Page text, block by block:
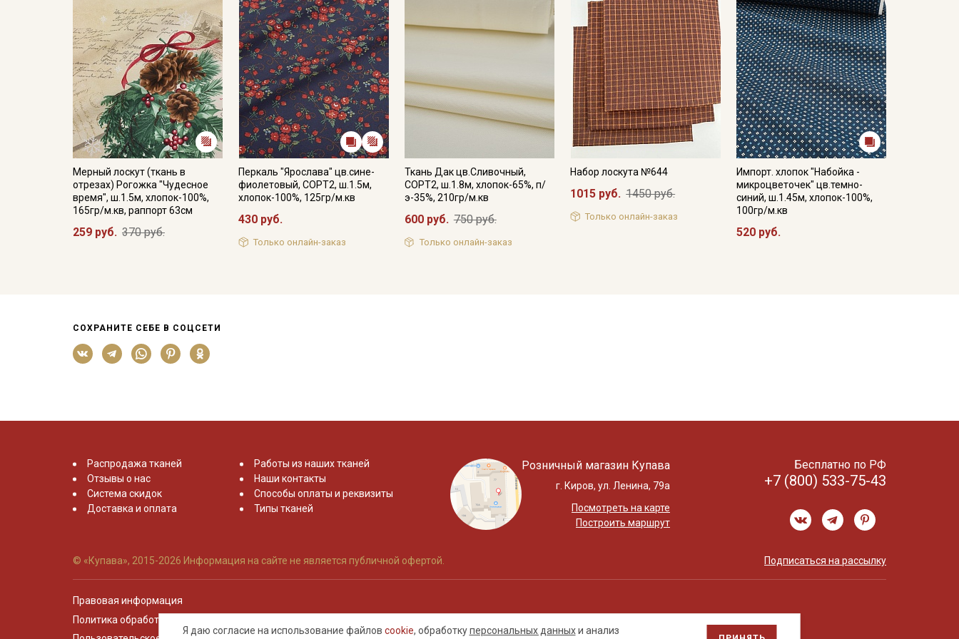
Мерный лоскут (ткань в
отрезах) Рогожка "Чудесное
время", ш.1.5м, хлопок-100%,
165гр/м.кв, раппорт 63см
259 руб. 370 руб.
Перкаль "Ярослава" цв.сине-
фиолетовый, СОРТ2, ш.1.5м,
хлопок-100%, 125гр/м.кв
430 руб.
Только онлайн-заказ
Ткань Дак цв.Сливочный,
СОРТ2, ш.1.8м, хлопок-65%, п/
э-35%, 210гр/м.кв
600 руб. 750 руб.
Только онлайн-заказ
Набор лоскута №644
1015 руб. 1450 руб.
Только онлайн-заказ
Импорт. хлопок "Набойка -
микроцветочек" цв.темно-
синий, ш.1.45м, хлопок-100%,
100гр/м.кв
520 руб.
СОХРАНИТЕ СЕБЕ В СОЦСЕТИ
Я даю согласие на использование файлов cookie, обработкуперсональных данныхи анализ
Распродажа тканей
Отзывы о нас
Система скидок
Доставка и оплата
Работы из наших тканей
Наши контакты
Способы оплаты и реквизиты
Типы тканей
Розничный магазин Купава
г. Киров, ул. Ленина, 79а
Посмотреть на карте
Построить маршрут
Бесплатно по РФ
+7 (800) 533-75-43
© «Купава», 2015-2026 Информация на сайте не является публичной офертой. Подписаться на рассылку
Правовая информация
Политика обработки персональных данных